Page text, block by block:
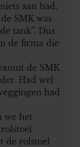
aan had.
SMK was
tank”. Dus
de firma die
de SMK
Had wel
had
we het
de rolstoel